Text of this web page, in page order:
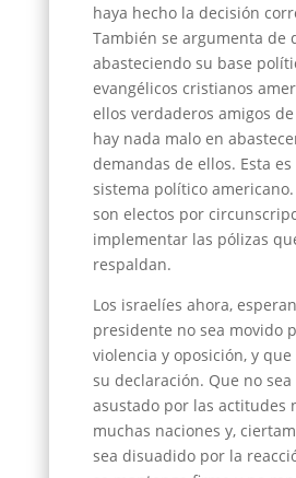
haya hecho la decisión
También se argumenta de
abasteciendo su base
evangélicos cristianos
ellos verdaderos amigos
hay nada malo en
demandas de ellos. Esta
sistema político
son electos por
implementar las pólizas
respaldan.
Los israelíes ahora,
presidente no sea movido
violencia y oposición, y
su declaración. Que no
asustado por las actitudes
muchas naciones y,
sea disuadido por la